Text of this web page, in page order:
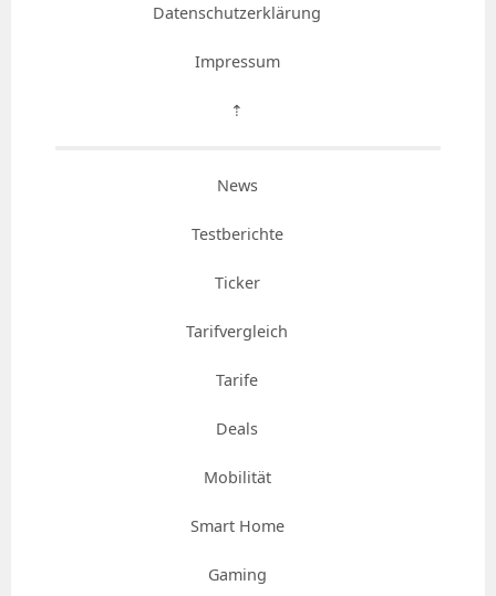
Datenschutzerklärung
Impressum
⇡
News
Testberichte
Ticker
Tarifvergleich
Tarife
Deals
Mobilität
Smart Home
Gaming